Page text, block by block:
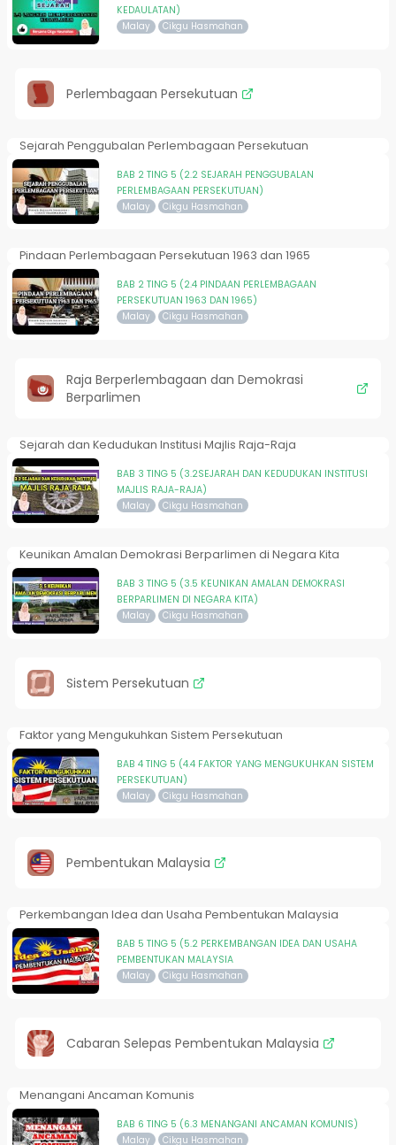
KEDAULATAN)
Malay Cikgu Hasmahan
Perlembagaan Persekutuan
Sejarah Penggubalan Perlembagaan Persekutuan
BAB 2 TING 5 (2.2 SEJARAH PENGGUBALAN
PERLEMBAGAAN PERSEKUTUAN)
Malay Cikgu Hasmahan
Pindaan Perlembagaan Persekutuan 1963 dan 1965
BAB 2 TING 5 (2.4 PINDAAN PERLEMBAGAAN
PERSEKUTUAN 1963 DAN 1965)
Malay Cikgu Hasmahan
Raja Berperlembagaan dan Demokrasi
Berparlimen
Sejarah dan Kedudukan Institusi Majlis Raja-Raja
BAB 3 TING 5 (3.2SEJARAH DAN KEDUDUKAN INSTITUSI
MAJLIS RAJA-RAJA)
Malay Cikgu Hasmahan
Keunikan Amalan Demokrasi Berparlimen di Negara Kita
BAB 3 TING 5 (3.5 KEUNIKAN AMALAN DEMOKRASI
BERPARLIMEN DI NEGARA KITA)
Malay Cikgu Hasmahan
Sistem Persekutuan
Faktor yang Mengukuhkan Sistem Persekutuan
BAB 4 TING 5 (4.4 FAKTOR YANG MENGUKUHKAN SISTEM
PERSEKUTUAN)
Malay Cikgu Hasmahan
Pembentukan Malaysia
Perkembangan Idea dan Usaha Pembentukan Malaysia
BAB 5 TING 5 (5.2 PERKEMBANGAN IDEA DAN USAHA
PEMBENTUKAN MALAYSIA
Malay Cikgu Hasmahan
Cabaran Selepas Pembentukan Malaysia
Menangani Ancaman Komunis
BAB 6 TING 5 (6.3 MENANGANI ANCAMAN KOMUNIS)
Malay Cikgu Hasmahan